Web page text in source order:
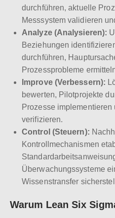
durchführen, aktuelle
Messsystem validieren
Analyze (Analysieren):
Beziehungen
durchführen,
Prozessprobleme
Improve (Verbessern):
bewerten, Pilotprojekte
Prozesse implementieren
verifizieren.
Control (Steuern):
Kontrollmechanismen
Überwachungssysteme
Wissenstransfer
Warum Lean Six